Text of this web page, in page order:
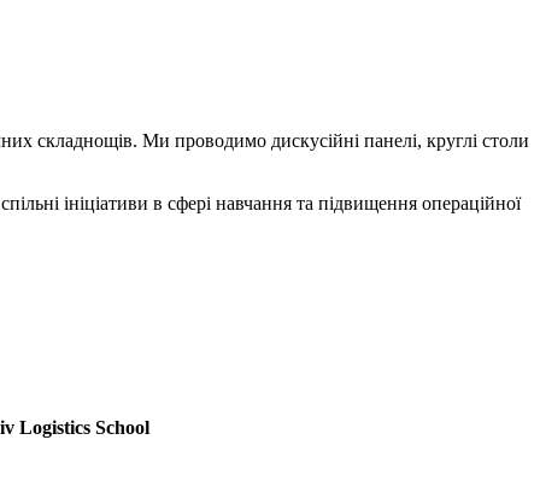
складнощів. Ми проводимо дискусійні панелі, круглі столи
ініціативи в сфері навчання та підвищення операційної
Logistics School